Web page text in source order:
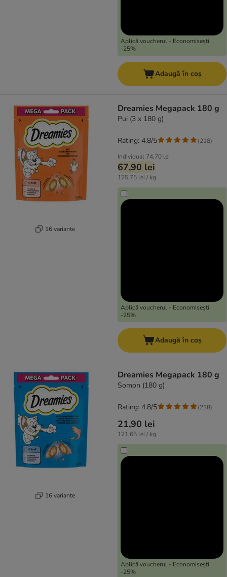
Aplică voucherul - Economisești
-25%
Adaugă în coș
16 variante
Dreamies Megapack 180 g
Pui (3 x 180 g)
Individual 74,70 lei
67,90 lei
125,75 lei / kg
Aplică voucherul - Economisești
-25%
Rating: 4.8/5 (218)
Adaugă în coș
16 variante
Dreamies Megapack 180 g
Somon (180 g)
21,90 lei
121,65 lei / kg
Aplică voucherul - Economisești
-25%
Rating: 4.8/5 (218)